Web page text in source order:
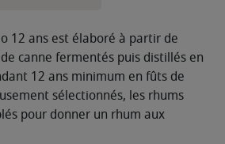
12 ans est élaboré à partir de
canne fermentés puis distillés en
12 ans minimum en fûts de
sélectionnés, les rhums
pour donner un rhum aux